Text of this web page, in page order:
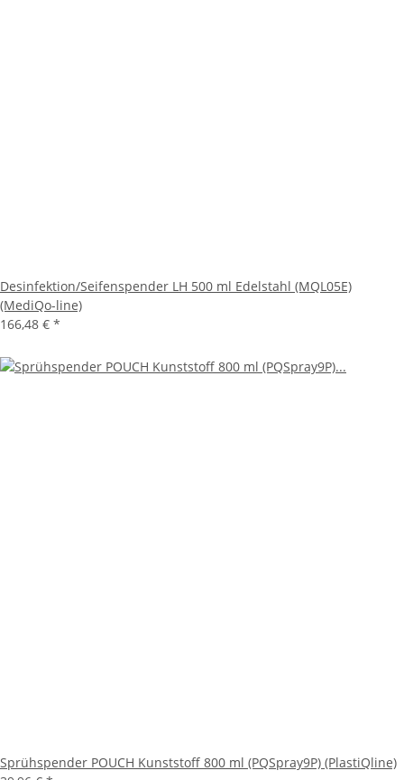
Desinfektion/Seifenspender LH 500 ml Edelstahl (MQL05E)
(MediQo-line)
166,48 € *
Sprühspender POUCH Kunststoff 800 ml (PQSpray9P) (PlastiQline)